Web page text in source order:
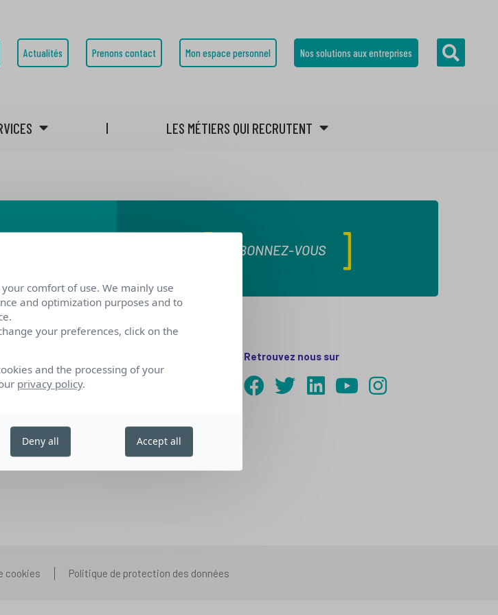
Actualités Prenons contact Mon espace personnel Nos solutions aux entreprises
LES MÉTIERS QUI RECRUTENT
ABONNEZ-VOUS
Nos partenariats
Nous rejoindre
Retrouvez nous sur
cookies Politique de protection des données
comfort of use. We mainly use
and optimization purposes and to
your preferences, click on the
and the processing of your
privacy policy.
Deny all Accept all